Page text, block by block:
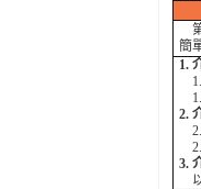
簡
1.
2.
3.